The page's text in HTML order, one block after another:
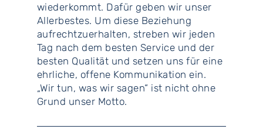
wiederkommt. Dafür geben wir unser
Allerbestes. Um diese Beziehung
aufrechtzuerhalten, streben wir jeden
Tag nach dem besten Service und der
besten Qualität und setzen uns für eine
ehrliche, offene Kommunikation ein.
„Wir tun, was wir sagen“ ist nicht ohne
Grund unser Motto.